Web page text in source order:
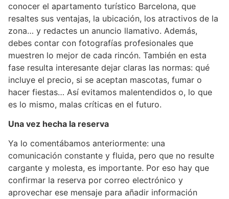
conocer el apartamento turístico Barcelona, que
resaltes sus ventajas, la ubicación, los atractivos de la
zona… y redactes un anuncio llamativo. Además,
debes contar con fotografías profesionales que
muestren lo mejor de cada rincón. También en esta
fase resulta interesante dejar claras las normas: qué
incluye el precio, si se aceptan mascotas, fumar o
hacer fiestas… Así evitamos malentendidos o, lo que
es lo mismo, malas críticas en el futuro.
Una vez hecha la reserva
Ya lo comentábamos anteriormente: una
comunicación constante y fluida, pero que no resulte
cargante y molesta, es importante. Por eso hay que
confirmar la reserva por correo electrónico y
aprovechar ese mensaje para añadir información